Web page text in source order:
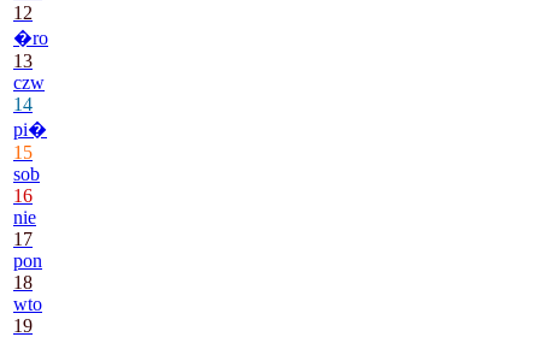
12
�ro
13
czw
14
pi�
15
sob
16
nie
17
pon
18
wto
19